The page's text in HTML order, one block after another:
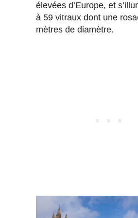
élevées d’Europe, et
à 59 vitraux dont une
mètres de diamètre.